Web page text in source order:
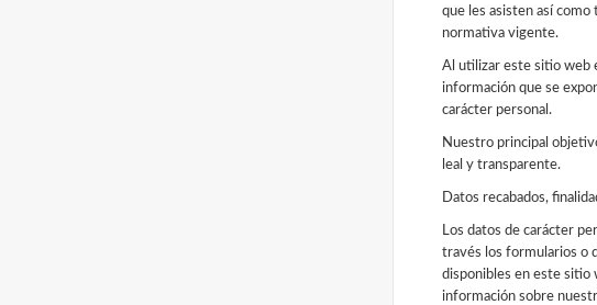
que les asisten así como
normativa vigente.
Al utilizar este sitio web
información que se
carácter personal.
Nuestro principal
leal y transparente.
Datos recabados,
Los datos de carácter
través los formularios o
disponibles en este sitio
información sobre